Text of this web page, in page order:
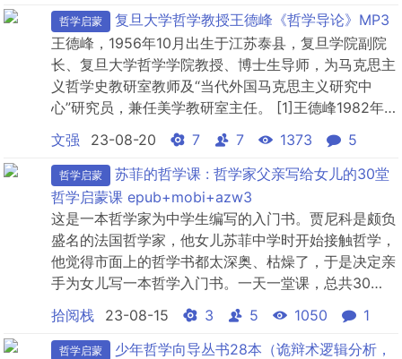
哲学启蒙
复旦大学哲学教授王德峰《哲学导论》MP3
王德峰，1956年10月出生于江苏泰县，复旦学院副院
长、复旦大学哲学学院教授、博士生导师，为马克思主
义哲学史教研室教师及“当代外国马克思主义研究中
心”研究员，兼任美学教研室主任。 [1]王德峰1982年7
月于复旦大学哲学系本科毕业。1982年至1987年在上
海译文出版社任哲学译著编辑。1987年9月起在复旦大
学哲学系攻读哲学硕士学位。1990年毕业后留校任
教。王德峰的主要研究领域为马克思主义哲学的...
文强 23-08-20 7 7 1373 5
哲学启蒙
苏菲的哲学课 : 哲学家父亲写给女儿的30堂
哲学启蒙课 epub+mobi+azw3
这是一本哲学家为中学生编写的入门书。贾尼科是颇负
盛名的法国哲学家，他女儿苏菲中学时开始接触哲学，
他觉得市面上的哲学书都太深奥、枯燥了，于是决定亲
手为女儿写一本哲学入门书。一天一堂课，总共30
堂，每堂15分钟，用假期里的30天掌握哲学常识。本
书篇幅虽然不长，却遍布着思考的轨迹。无论你是否接
触过哲学，只要跟着贾尼科的脚步，一步步慢慢思考，
拾阅栈 23-08-15 3 5 1050 1
哲学启蒙
少年哲学向导丛书28本（诡辩术逻辑分析，